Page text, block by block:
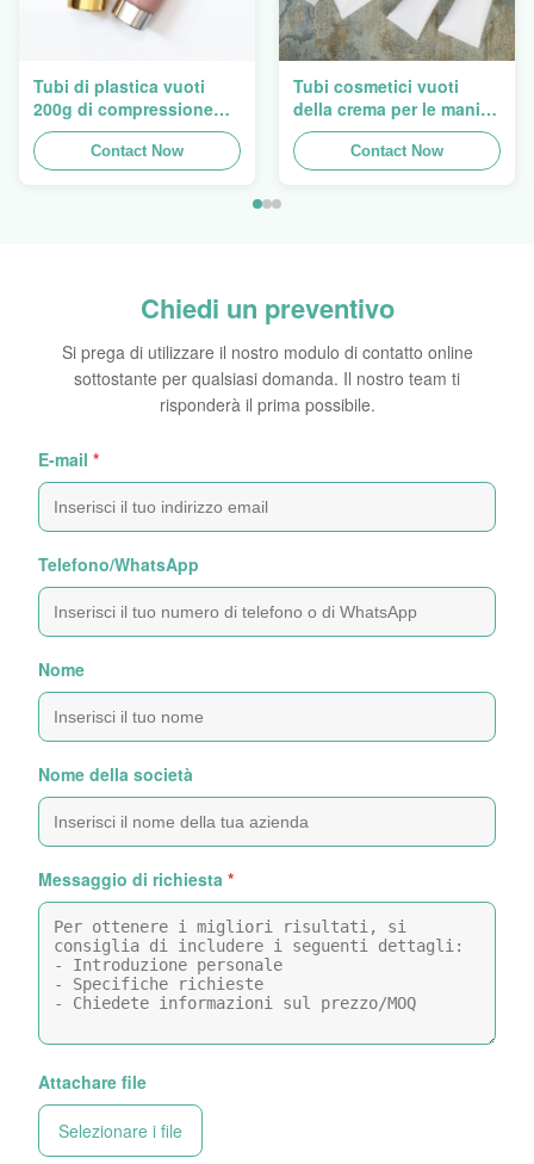
Tubi di plastica vuoti
200g di compressione
della lozione di Flip Cap
Screw Lid Pink
Contact Now
Tubi cosmetici vuoti
della crema per le mani
ovale eccellente che
imballano 5ml a 150ml
Contact Now
Chiedi un preventivo
Si prega di utilizzare il nostro modulo di contatto online
sottostante per qualsiasi domanda. Il nostro team ti
risponderà il prima possibile.
E-mail *
Telefono/WhatsApp
Nome
Nome della società
Messaggio di richiesta *
Attachare file
Selezionare i file